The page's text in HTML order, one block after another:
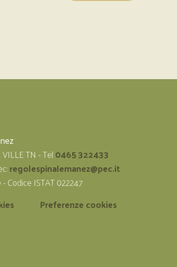
TN - Tel0465 322433
regolespinalemanez@pec.it
Codice ISTAT 022247
Preferenze cookies